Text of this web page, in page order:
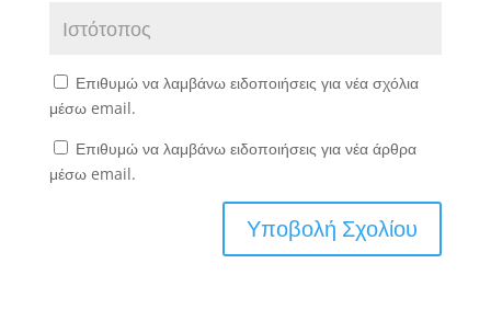
Επιθυμώ να λαμβάνω ειδοποιήσεις για νέα σχόλια
μέσω email.
Επιθυμώ να λαμβάνω ειδοποιήσεις για νέα άρθρα
μέσω email.